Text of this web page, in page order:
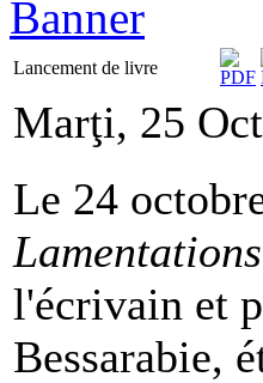
Lancement de livre
Marţi, 25
Le 24
l'écrivain et
Bessarabie,